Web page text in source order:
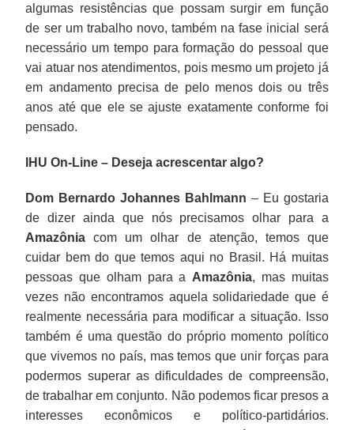
algumas resistências que possam surgir em função
de ser um trabalho novo, também na fase inicial será
necessário um tempo para formação do pessoal que
vai atuar nos atendimentos, pois mesmo um projeto já
em andamento precisa de pelo menos dois ou três
anos até que ele se ajuste exatamente conforme foi
pensado.
IHU On-Line – Deseja acrescentar algo?
Dom Bernardo Johannes Bahlmann – Eu gostaria
de dizer ainda que nós precisamos olhar para a
Amazônia com um olhar de atenção, temos que
cuidar bem do que temos aqui no Brasil. Há muitas
pessoas que olham para a Amazônia, mas muitas
vezes não encontramos aquela solidariedade que é
realmente necessária para modificar a situação. Isso
também é uma questão do próprio momento político
que vivemos no país, mas temos que unir forças para
podermos superar as dificuldades de compreensão,
de trabalhar em conjunto. Não podemos ficar presos a
interesses econômicos e político-partidários.